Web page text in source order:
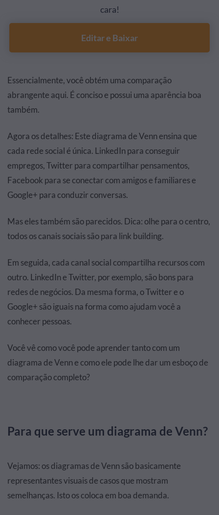
cara!
Editar e Baixar
Essencialmente, você obtém uma comparação
abrangente aqui. É conciso e possui uma aparência boa
também.
Agora os detalhes: Este diagrama de Venn ensina que
cada rede social é única. LinkedIn para conseguir
empregos, Twitter para compartilhar pensamentos,
Facebook para se conectar com amigos e familiares e
Google+ para conduzir conversas.
Mas eles também são parecidos. Dica: olhe para o centro,
todos os canais sociais são para link building.
Em seguida, cada canal social compartilha recursos com
outro. LinkedIn e Twitter, por exemplo, são bons para
redes de negócios. Da mesma forma, o Twitter e o
Google+ são iguais na forma como ajudam você a
conhecer pessoas.
Você vê como você pode aprender tanto com um
diagrama de Venn e como ele pode lhe dar um esboço de
comparação completo?
Para que serve um diagrama de Venn?
Vejamos: os diagramas de Venn são basicamente
representantes visuais de casos que mostram
semelhanças. Isto os coloca em boa demanda.